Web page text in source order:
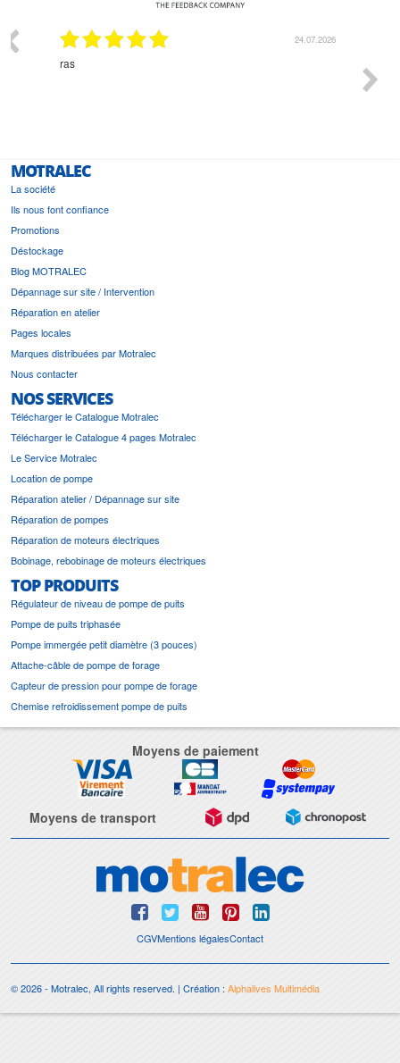
18.07.2026
Monsieur Delhaye est une personne disponible, à
MOTRALEC
La société
Ils nous font confiance
Promotions
Déstockage
Blog MOTRALEC
Dépannage sur site / Intervention
Réparation en atelier
Pages locales
Marques distribuées par Motralec
Nous contacter
NOS SERVICES
Télécharger le Catalogue Motralec
Télécharger le Catalogue 4 pages Motralec
Le Service Motralec
Location de pompe
Réparation atelier / Dépannage sur site
Réparation de pompes
Réparation de moteurs électriques
Bobinage, rebobinage de moteurs électriques
TOP PRODUITS
Régulateur de niveau de pompe de puits
Pompe de puits triphasée
Pompe immergée petit diamètre (3 pouces)
Attache-câble de pompe de forage
Capteur de pression pour pompe de forage
Chemise refroidissement pompe de puits
Moyens de paiement
Moyens de transport
CGVMentions légalesContact
© 2026 - Motralec, All rights reserved. | Création : Alphalives Multimédia